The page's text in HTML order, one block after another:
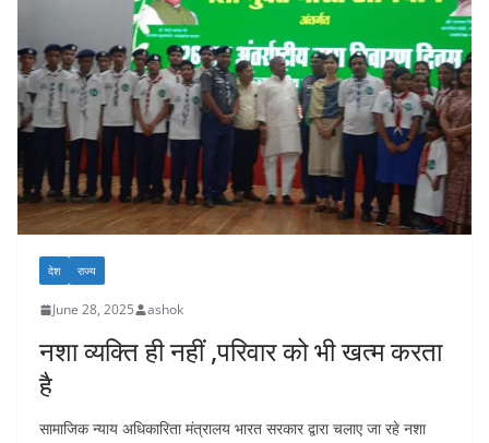
देश राज्य
June 28, 2025 ashok
नशा व्यक्ति ही नहीं ,परिवार को भी खत्म करता
है
सामाजिक न्याय अधिकारिता मंत्रालय भारत सरकार द्वारा चलाए जा रहे नशा